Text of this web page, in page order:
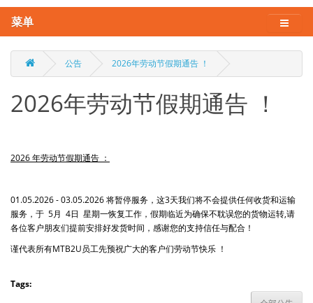
菜单
公告 2026年劳动节假期通告 ！
2026年劳动节假期通告 ！
2026 年劳动节假期通告 ：
01.05.2026 - 03.05.2026 将暂停服务，这3天我们将不会提供任何收货和运输
服务，于 5月 4日 星期一恢复工作，假期临近为确保不耽误您的货物运转,请
各位客户朋友们提前安排好发货时间，感谢您的支持信任与配合！
谨代表所有MTB2U员工先预祝广大的客户们劳动节快乐 ！
Tags: